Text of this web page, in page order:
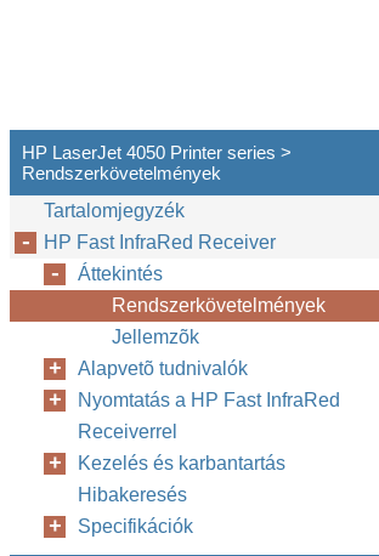
HP LaserJet 4050 Printer series >
Rendszerkövetelmények
Tartalomjegyzék
HP Fast InfraRed Receiver
Áttekintés
Rendszerkövetelmények
Jellemzõk
Alapvetõ tudnivalók
Nyomtatás a HP Fast InfraRed
Receiverrel
Kezelés és karbantartás
Hibakeresés
Specifikációk